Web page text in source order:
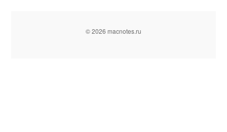
© 2026 macnotes.ru